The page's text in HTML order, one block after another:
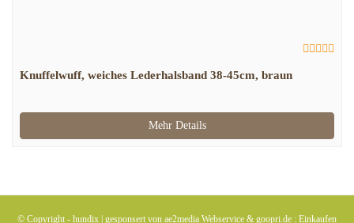
Knuffelwuff, weiches Lederhalsband 38-45cm, braun
Mehr Details
© Copyright - hundix | gesponsert von ae2media Webservice & goopri.de : Einkaufen